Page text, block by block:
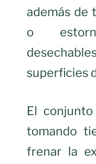
además de
o
superficies
El
tomando
frenar la